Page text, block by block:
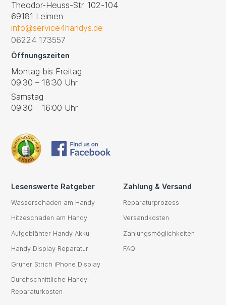
Theodor-Heuss-Str. 102-104
69181 Leimen
info@service4handys.de
06224 173557
Öffnungszeiten
Montag bis Freitag
09:30 – 18:30 Uhr
Samstag
09:30 – 16:00 Uhr
Lesenswerte Ratgeber
Wasserschaden am Handy
Hitzeschaden am Handy
Aufgeblähter Handy Akku
Handy Display Reparatur
Grüner Strich iPhone Display
Durchschnittliche Handy-
Reparaturkosten
Zahlung & Versand
Reparaturprozess
Versandkosten
Zahlungsmöglichkeiten
FAQ